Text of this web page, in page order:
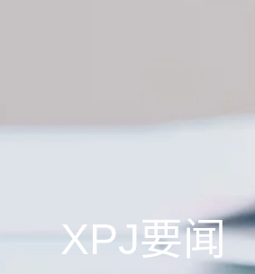
XPJ要闻